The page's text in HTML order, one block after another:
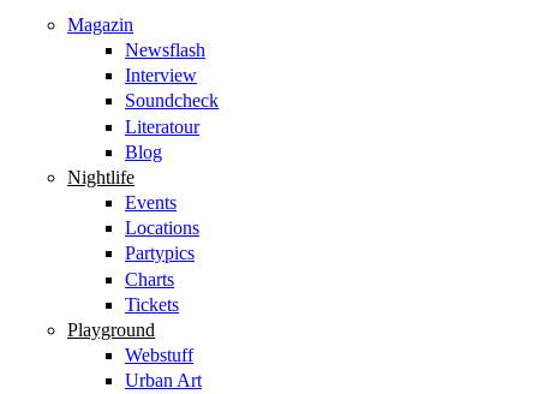
Magazin
Newsflash
Interview
Soundcheck
Literatour
Blog
Nightlife
Events
Locations
Partypics
Charts
Tickets
Playground
Webstuff
Urban Art